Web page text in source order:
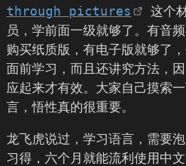
through pictures
这个
员，学前面一级就够了。有音
购买纸质版，有电子版就够了
面前学习，而且还讲究方法，
应起来才有效。大家自己摸索
言，悟性真的很重要。
龙飞虎说过，学习语言，需要
习得，六个月就能流利使用中